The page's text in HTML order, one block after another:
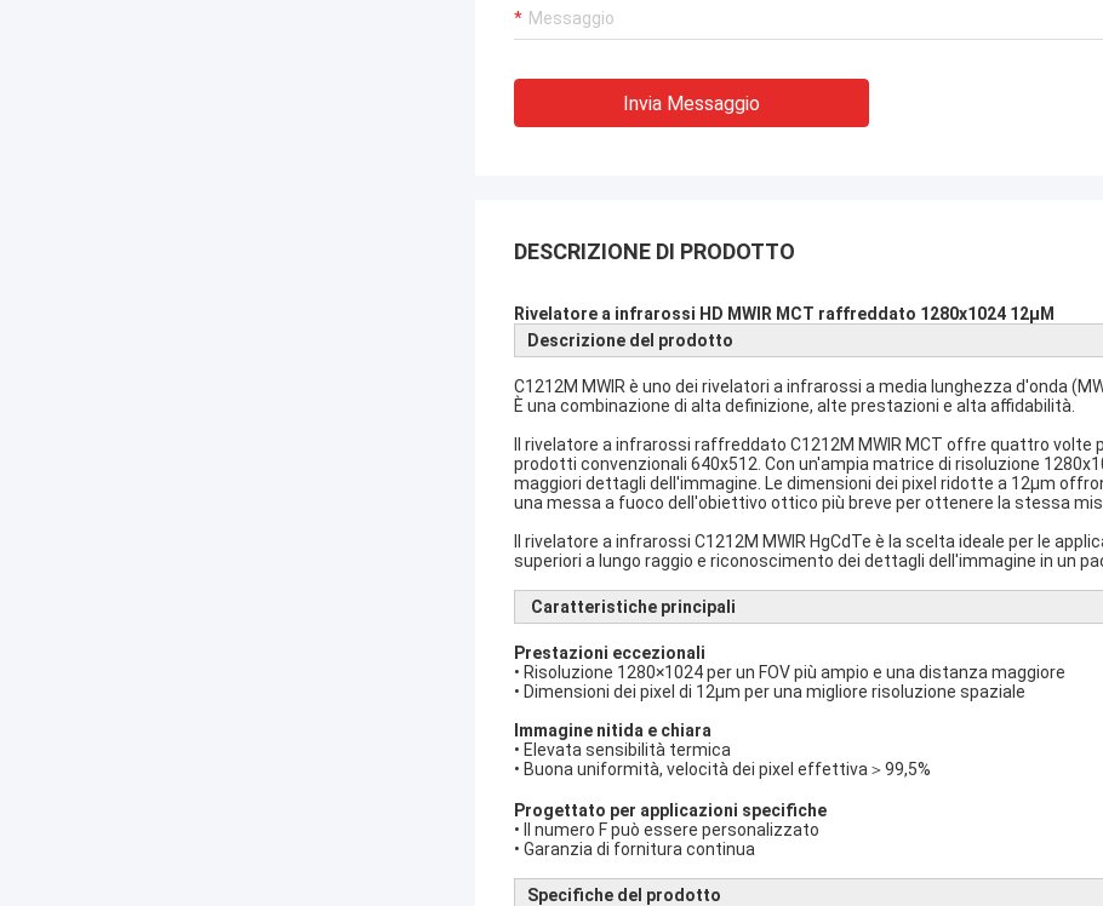
Invia Messaggio
DESCRIZIONE DI PRODOTTO
Rivelatore a infrarossi HD MWIR MCT raffreddato 1280x1024 12μM
Descrizione del prodotto
C1212M MWIR è uno dei rivelatori a infrarossi a media lunghezza d'onda
È una combinazione di alta definizione, alte prestazioni e alta affidabilità.
Il rivelatore a infrarossi raffreddato C1212M MWIR MCT offre quattro
prodotti convenzionali 640x512. Con un'ampia matrice di risoluzione
maggiori dettagli dell'immagine. Le dimensioni dei pixel ridotte a 12µm
una messa a fuoco dell'obiettivo ottico più breve per ottenere la stessa
Il rivelatore a infrarossi C1212M MWIR HgCdTe è la scelta ideale per le
superiori a lungo raggio e riconoscimento dei dettagli dell'immagine in un
Caratteristiche principali
Prestazioni eccezionali
• Risoluzione 1280×1024 per un FOV più ampio e una distanza maggiore
• Dimensioni dei pixel di 12μm per una migliore risoluzione spaziale
Immagine nitida e chiara
• Elevata sensibilità termica
• Buona uniformità, velocità dei pixel effettiva＞99,5%
Progettato per applicazioni specifiche
• Il numero F può essere personalizzato
• Garanzia di fornitura continua
Specifiche del prodotto